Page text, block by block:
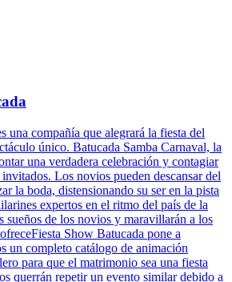
una compañía que alegrará la fiesta del
único. Batucada Samba Carnaval, la
una verdadera celebración y contagiar
Los novios pueden descansar del
la boda, distensionando su ser en la pista
expertos en el ritmo del país de la
sueños de los novios y maravillarán a los
Show Batucada pone a
un completo catálogo de animación
para que el matrimonio sea una fiesta
querrán repetir un evento similar debido a